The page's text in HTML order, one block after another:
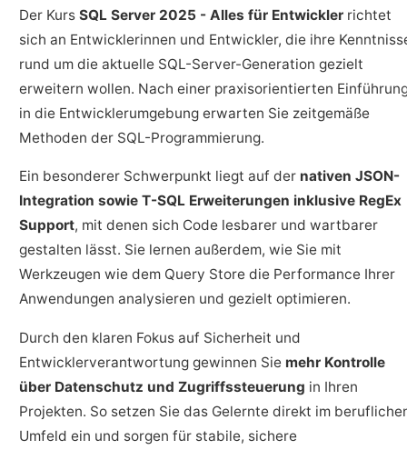
Der Kurs SQL Server 2025 - Alles für Entwickler richtet
sich an Entwicklerinnen und Entwickler, die ihre
rund um die aktuelle SQL-Server-Generation gezielt
erweitern wollen. Nach einer praxisorientierten
in die Entwicklerumgebung erwarten Sie zeitgemäße
Methoden der SQL-Programmierung.
Ein besonderer Schwerpunkt liegt auf der nativen JSON-
Integration sowie T-SQL Erweiterungen inklusive RegEx
Support, mit denen sich Code lesbarer und wartbarer
gestalten lässt. Sie lernen außerdem, wie Sie mit
Werkzeugen wie dem Query Store die Performance Ihrer
Anwendungen analysieren und gezielt optimieren.
Durch den klaren Fokus auf Sicherheit und
Entwicklerverantwortung gewinnen Sie mehr Kontrolle
über Datenschutz und Zugriffssteuerung in Ihren
Projekten. So setzen Sie das Gelernte direkt im
Umfeld ein und sorgen für stabile, sichere